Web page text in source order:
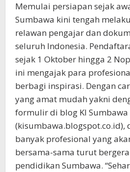
Memulai persiapan sejak
Sumbawa kini tengah
relawan pengajar dan
seluruh Indonesia.
sejak 1 Oktober hingga 2
ini mengajak para
berbagi inspirasi. Dengan
yang amat mudah yakni
formulir di blog KI Sumbawa
(kisumbawa.blogspot.co.id),
banyak profesional yang
bersama-sama turut
pendidikan Sumbawa.